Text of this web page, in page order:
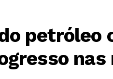
petróleo
nas